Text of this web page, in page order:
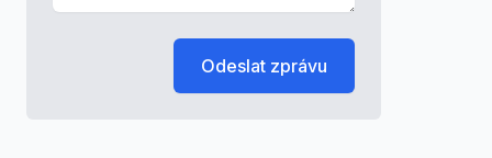
Odeslat zprávu